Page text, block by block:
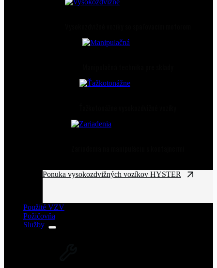
Ponuka vysokozdvižných vozíkov HYSTER
Použité VZV
Požičovňa
Služby